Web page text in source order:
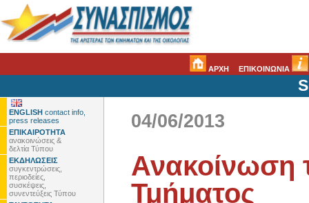
ΑΡΧΗ ΕΠΙΚΟΙΝΩΝΙΑ
ENGLISH contact info,
press releases
ΕΠΙΚΑΙΡΟΤΗΤΑ
ανακοινώσεις &
δελτία Τύπου
ΕΚΔΗΛΩΣΕΙΣ
συγκεντρώσεις,
περιοδείες,
συσκέψεις,
συνεντεύξεις Τύπου
04/06/2013
Ανακοίνωση
Τμήματος